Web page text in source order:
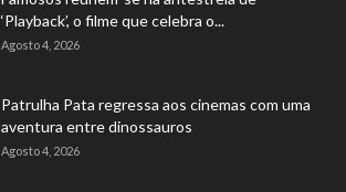
‘Playback’, o filme que celebra o...
Agosto 4, 2026
Patrulha Pata regressa aos cinemas com uma
aventura entre dinossauros
Agosto 4, 2026